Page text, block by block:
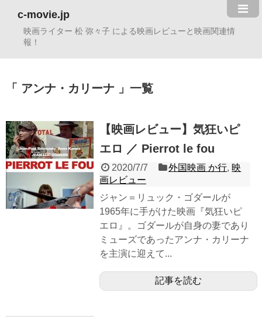
c-movie.jp
映画ライター 松 弥々子 による映画レビューと映画関連情
報！
アンナ・カリーナ 一覧
【映画レビュー】気狂いピ
エロ ／ Pierrot le fou
2020/7/7 外国映画 か行, 映
画レビュー
ジャン＝リュック・ゴダールが
1965年に手がけた映画『気狂いピ
エロ』。ゴダールが自身の妻であり
ミューズであったアンナ・カリーナ
を主演に迎えて...
記事を読む